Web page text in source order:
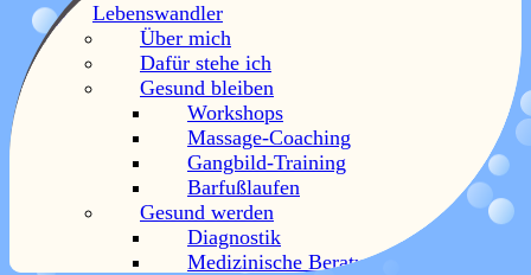
Lebenswandler
Über mich
Dafür stehe ich
Gesund bleiben
Workshops
Massage-Coaching
Gangbild-Training
Barfußlaufen
Gesund werden
Diagnostik
Medizinische Beratung
Startseite
/ Produkte verschlagwortet mit „natural movement“
Einzelnes Ergebnis wird angezeigt
Gangbild-Training
Weiterlesen